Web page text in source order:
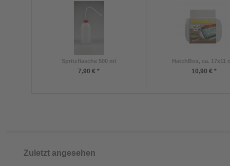
Spritzflasche 500 ml
7,90 € *
HatchBox, ca. 17x11
10,90 € *
Zuletzt angesehen